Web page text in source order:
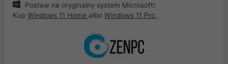
Postaw na oryginalny system Microsoft!
Kup Windows 11 Home albo Windows 11 Pro .